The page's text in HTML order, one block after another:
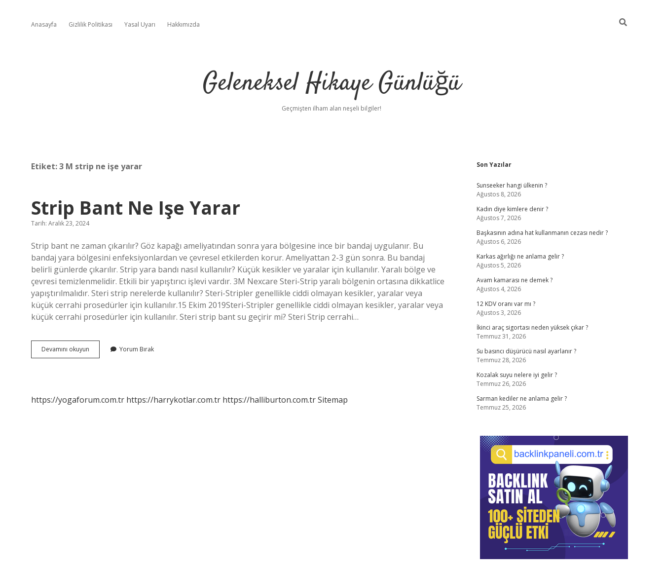
Anasayfa Gizlilik Politikası Yasal Uyarı Hakkımızda
Geleneksel Hikaye Günlüğü
Geçmişten ilham alan neşeli bilgiler!
Etiket:3 M strip ne işe yarar
Strip Bant Ne Işe Yarar
Tarih: Aralık 23, 2024
Strip bant ne zaman çıkarılır? Göz kapağı ameliyatından sonra yara bölgesine ince bir bandaj uygulanır. Bu
bandaj yara bölgesini enfeksiyonlardan ve çevresel etkilerden korur. Ameliyattan 2-3 gün sonra. Bu bandaj
belirli günlerde çıkarılır. Strip yara bandı nasıl kullanılır? Küçük kesikler ve yaralar için kullanılır. Yaralı bölge ve
çevresi temizlenmelidir. Etkili bir yapıştırıcı işlevi vardır. 3M Nexcare Steri-Strip yaralı bölgenin ortasına dikkatlice
yapıştırılmalıdır. Steri strip nerelerde kullanılır? Steri-Stripler genellikle ciddi olmayan kesikler, yaralar veya
küçük cerrahi prosedürler için kullanılır.15 Ekim 2019Steri-Stripler genellikle ciddi olmayan kesikler, yaralar veya
küçük cerrahi prosedürler için kullanılır. Steri strip bant su geçirir mi? Steri Strip cerrahi…
Devamını okuyun
Bant
Yorum Bırak
https://yogaforum.com.tr https://harrykotlar.com.tr https://halliburton.com.trSitemap
Sidebar
Son Yazılar
Sunseeker hangi ülkenin ?
Ağustos 8, 2026
Kadın diye kimlere denir ?
Ağustos 7, 2026
Başkasının adına hat kullanmanın cezası nedir ?
Ağustos 6, 2026
Karkas ağırlığı ne anlama gelir ?
Ağustos 5, 2026
Avam kamarası ne demek ?
Ağustos 4, 2026
12 KDV oranı var mı ?
Ağustos 3, 2026
İkinci araç sigortası neden yüksek çıkar ?
Temmuz 31, 2026
Su basıncı düşürücü nasıl ayarlanır ?
Temmuz 28, 2026
Kozalak suyu nelere iyi gelir ?
Temmuz 26, 2026
Sarman kediler ne anlama gelir ?
Temmuz 25, 2026